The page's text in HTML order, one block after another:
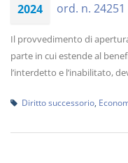
2024
ord. n.
Il provvedimento di
parte in cui estende al
l’interdetto e l’inabilitato,
Diritto successorio